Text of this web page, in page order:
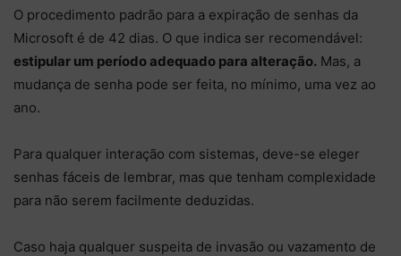
O procedimento padrão para a expiração de senhas da
Microsoft é de 42 dias. O que indica ser recomendável:
estipular um período adequado para alteração. Mas, a
mudança de senha pode ser feita, no mínimo, uma vez ao
ano.
Para qualquer interação com sistemas, deve-se eleger
senhas fáceis de lembrar, mas que tenham complexidade
para não serem facilmente deduzidas.
Caso haja qualquer suspeita de invasão ou vazamento de